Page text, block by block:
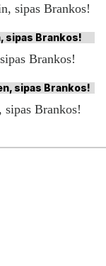
sipas Brankos!
Brankos!
Brankos!